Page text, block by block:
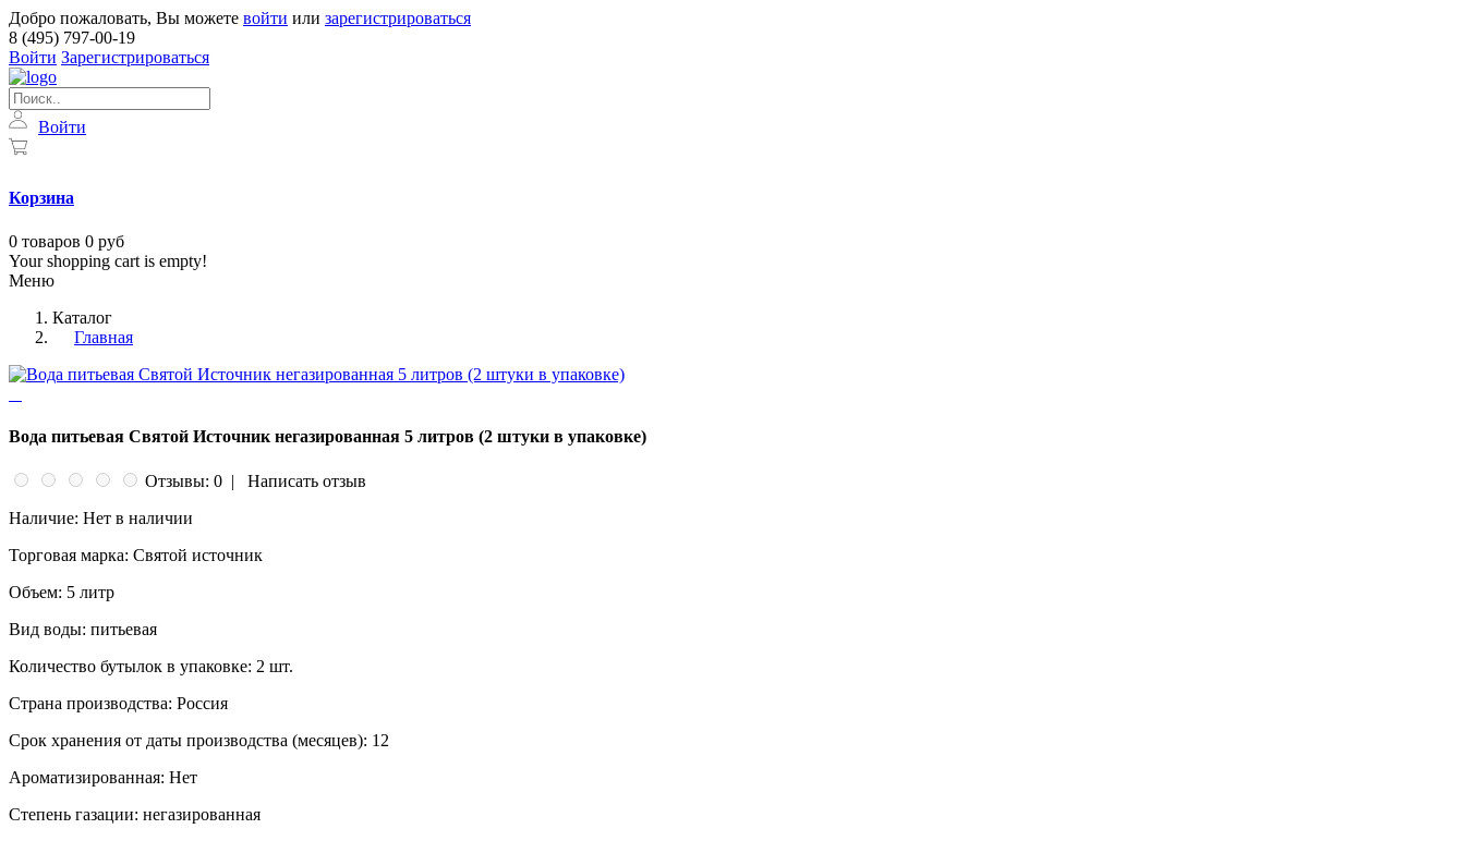
Добро пожаловать, Вы можете войти или зарегистрироваться
8 (495) 797-00-19
Войти Зарегистрироваться
Войти
Корзина
0 товаров 0 руб
Your shopping cart is empty!
Меню
Каталог
Главная
Вода питьевая Святой Источник негазированная 5 литров (2 штуки в упаковке)
Отзывы: 0 |
Написать отзыв
Наличие: Нет в наличии
Торговая марка: Святой источник
Объем: 5 литр
Вид воды: питьевая
Количество бутылок в упаковке: 2 шт.
Страна производства: Россия
Срок хранения от даты производства (месяцев): 12
Ароматизированная: Нет
Степень газации: негазированная